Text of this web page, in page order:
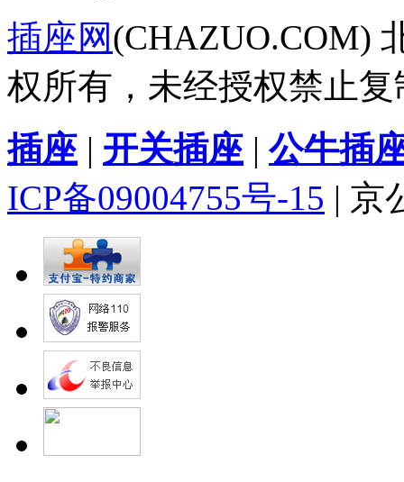
插座网(CHAZUO.COM)
权所有，未经授权禁止
插座 | 开关插座 | 公牛插
ICP备09004755号-15 | 京